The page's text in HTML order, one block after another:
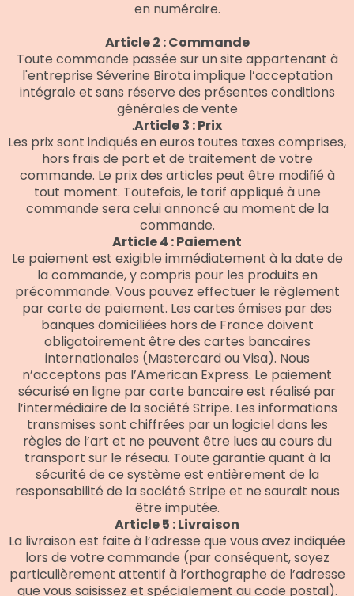
en numéraire.
Article 2 : Commande
Toute commande passée sur un site appartenant à
l'entreprise Séverine Birota implique l’acceptation
intégrale et sans réserve des présentes conditions
générales de vente
.Article 3 : Prix
Les prix sont indiqués en euros toutes taxes comprises,
hors frais de port et de traitement de votre
commande. Le prix des articles peut être modifié à
tout moment. Toutefois, le tarif appliqué à une
commande sera celui annoncé au moment de la
commande.
Article 4 : Paiement
Le paiement est exigible immédiatement à la date de
la commande, y compris pour les produits en
précommande. Vous pouvez effectuer le règlement
par carte de paiement. Les cartes émises par des
banques domiciliées hors de France doivent
obligatoirement être des cartes bancaires
internationales (Mastercard ou Visa). Nous
n’acceptons pas l’American Express. Le paiement
sécurisé en ligne par carte bancaire est réalisé par
l’intermédiaire de la société Stripe. Les informations
transmises sont chiffrées par un logiciel dans les
règles de l’art et ne peuvent être lues au cours du
transport sur le réseau. Toute garantie quant à la
sécurité de ce système est entièrement de la
responsabilité de la société Stripe et ne saurait nous
être imputée.
Article 5 : Livraison
La livraison est faite à l’adresse que vous avez indiquée
lors de votre commande (par conséquent, soyez
particulièrement attentif à l’orthographe de l’adresse
que vous saisissez et spécialement au code postal).